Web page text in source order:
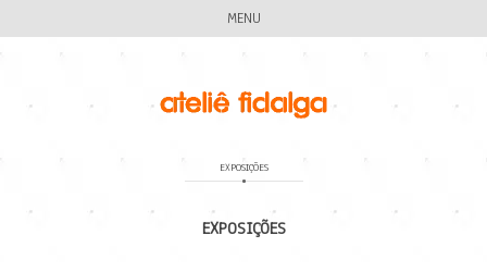
MENU
EXPOSIÇÕES
EXPOSIÇÕES